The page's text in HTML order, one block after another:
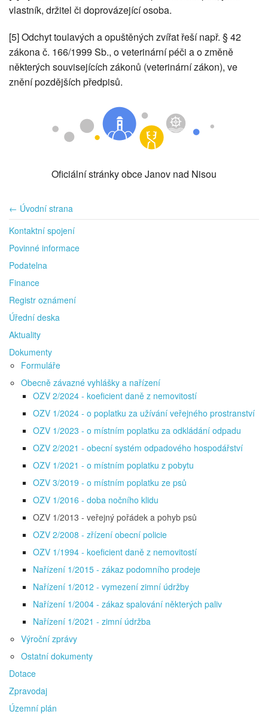
vlastník, držitel či doprovázející osoba.
[5] Odchyt toulavých a opuštěných zvířat řeší např. § 42
zákona č. 166/1999 Sb., o veterinární péči a o změně
některých souvisejících zákonů (veterinární zákon), ve
znění pozdějších předpisů.
Oficiální stránky obce Janov nad Nisou
← Úvodní strana
Kontaktní spojení
Povinné informace
Podatelna
Finance
Registr oznámení
Úřední deska
Aktuality
Dokumenty
Formuláře
Obecně závazné vyhlášky a nařízení
OZV 2/2024 - koeficient daně z nemovitostí
OZV 1/2024 - o poplatku za užívání veřejného prostranství
OZV 1/2023 - o místním poplatku za odkládání odpadu
OZV 2/2021 - obecní systém odpadového hospodářství
OZV 1/2021 - o místním poplatku z pobytu
OZV 3/2019 - o místním poplatku ze psů
OZV 1/2016 - doba nočního klidu
OZV 1/2013 - veřejný pořádek a pohyb psů
OZV 2/2008 - zřízení obecní policie
OZV 1/1994 - koeficient daně z nemovitostí
Nařízení 1/2015 - zákaz podomního prodeje
Nařízení 1/2012 - vymezení zimní údržby
Nařízení 1/2004 - zákaz spalování některých paliv
Nařízení 1/2021 - zimní údržba
Výroční zprávy
Ostatní dokumenty
Dotace
Zpravodaj
Územní plán